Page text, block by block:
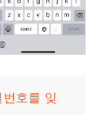
호를 잊